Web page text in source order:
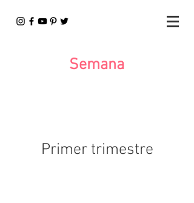
Primer trimestre
Semana